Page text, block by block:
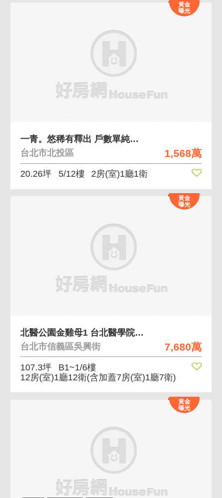
黃金
曝光
1,568萬
一青。悠稀有釋出 戶數單純、機能便利
台北市北投區
20.26坪 5/12樓 2房(室)1廳1衛
黃金
曝光
7,680萬
北醫公園金雞母1 台北醫學院旁可店可辦
台北市信義區吳興街
107.3坪
B1~1/6樓
12房(室)1廳12衛(含加蓋7房(室)1廳7衛)
黃金
曝光